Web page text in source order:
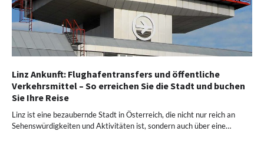
Linz Ankunft: Flughafentransfers und öffentliche
Verkehrsmittel – So erreichen Sie die Stadt und buchen
Sie Ihre Reise
Linz ist eine bezaubernde Stadt in Österreich, die nicht nur reich an
Sehenswürdigkeiten und Aktivitäten ist, sondern auch über eine…